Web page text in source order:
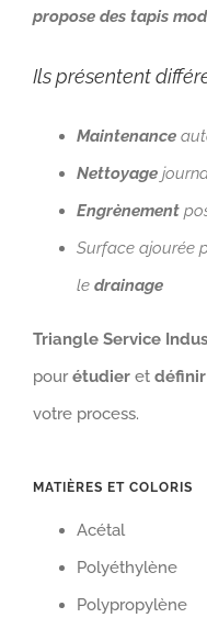
propose des tapis
Ils présentent
Maintenance
Nettoyage
Engrènement
Surface ajourée
le drainage
Triangle Service
pourétudier et
votre process.
MATIÈRES ET COLORIS
Acétal
Polyéthylène
Polypropylène